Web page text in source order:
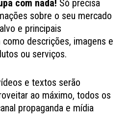
com nada! Só precisa
sobre o seu mercado
e principais
descrições, imagens e
ou serviços.
e textos serão
ao máximo, todos os
propaganda e mídia